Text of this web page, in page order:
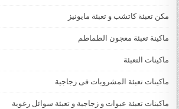
مكن تعبئة كاتشب و تعبئة مايونيز
ماكينة تعبئة معجون الطماطم
ماكينات التعبئة
ماكينات تعبئة المشروبات فى زجاجية
ماكينات تعبئة عبوات و زجاجية و تعبئة سوائل رغوية